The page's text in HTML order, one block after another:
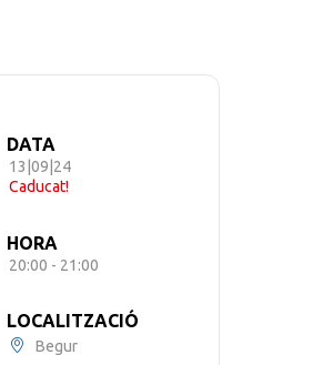
DATA
13|09|24
Caducat!
HORA
20:00 - 21:00
LOCALITZACIÓ
Begur